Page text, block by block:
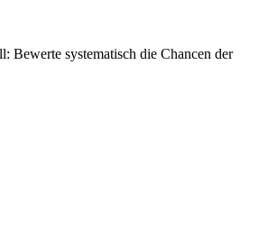
Bewerte systematisch die Chancen der